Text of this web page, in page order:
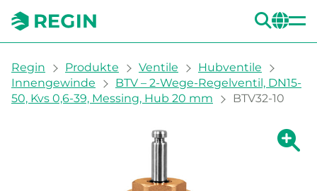
You are here:
Regin Produkte Ventile
Hubventile
Innengewinde
BTV – 2-Wege-Regelventil, DN15-
50, Kvs 0,6-39, Messing, Hub 20 mm
BTV32-10
Zeige